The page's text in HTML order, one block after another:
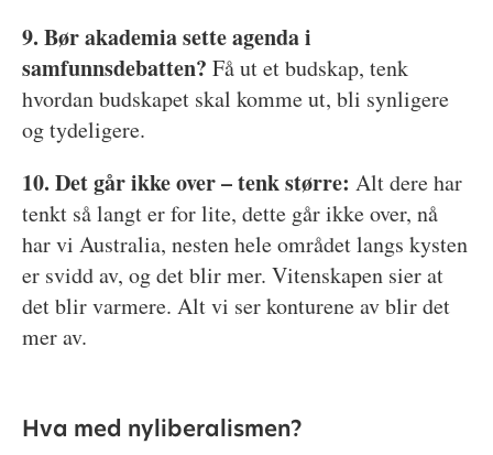
9. Bør akademia sette agenda i
samfunnsdebatten? Få ut et budskap, tenk
hvordan budskapet skal komme ut, bli synligere
og tydeligere.
10. Det går ikke over – tenk større: Alt dere har
tenkt så langt er for lite, dette går ikke over, nå
har vi Australia, nesten hele området langs kysten
er svidd av, og det blir mer. Vitenskapen sier at
det blir varmere. Alt vi ser konturene av blir det
mer av.
Hva med nyliberalismen?